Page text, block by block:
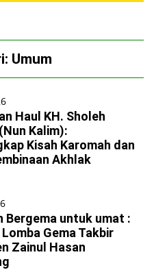
Umum
Haul KH. Sholeh
Kalim):
Kisah Karomah dan
Akhlak
Bergema untuk umat :
Gema Takbir
Zainul Hasan